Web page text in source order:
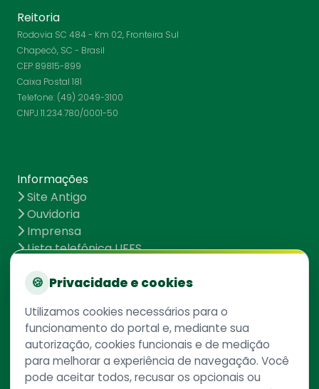
Reitoria
Rodovia SC 484 - Km 02, Fronteira Sul
Chapecó, SC - Brasil
CEP 89815-899
Caixa Postal 181
Telefone: (49) 2049-3100
CNPJ 11.234.780/0001-50
Informações
Site Antigo
Ouvidoria
Imprensa
Lista telefônica UFFS
UFFS contra o Aedes
Mapa do site
Redes Sociais
🍪 Privacidade e cookies
Utilizamos cookies necessários para o
funcionamento do portal e, mediante sua
autorização, cookies funcionais e de medição
para melhorar a experiência de navegação. Você
pode aceitar todos, recusar os opcionais ou